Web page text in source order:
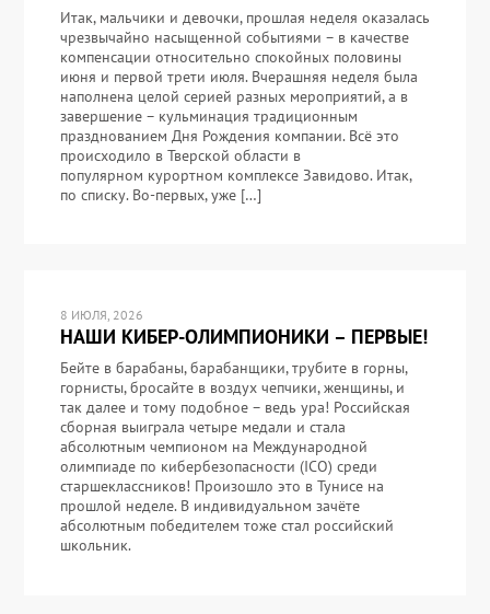
Итак, мальчики и девочки, прошлая неделя оказалась
чрезвычайно насыщенной событиями – в качестве
компенсации относительно спокойных половины
июня и первой трети июля. Вчерашняя неделя была
наполнена целой серией разных мероприятий, а в
завершение – кульминация традиционным
празднованием Дня Рождения компании. Всё это
происходило в Тверской области в
популярном курортном комплексе Завидово. Итак,
по списку. Во-первых, уже […]
8 ИЮЛЯ, 2026
НАШИ КИБЕР-ОЛИМПИОНИКИ – ПЕРВЫЕ!
Бейте в барабаны, барабанщики, трубите в горны,
горнисты, бросайте в воздух чепчики, женщины, и
так далее и тому подобное – ведь ура! Российская
сборная выиграла четыре медали и стала
абсолютным чемпионом на Международной
олимпиаде по кибербезопасности (ICO) среди
старшеклассников! Произошло это в Тунисе на
прошлой неделе. В индивидуальном зачёте
абсолютным победителем тоже стал российский
школьник.